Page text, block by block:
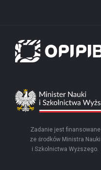
Zadanie jest finansowane
ze środków Ministra Nauki
i Szkolnictwa Wyższego.